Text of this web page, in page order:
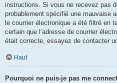
instructions. Si vous ne recevez pas
probablement spécifié une mauvaise
le courrier électronique a été filtré en
certain que l’adresse de courrier
était correcte, essayez de contacter
Haut
Pourquoi ne puis-je pas me